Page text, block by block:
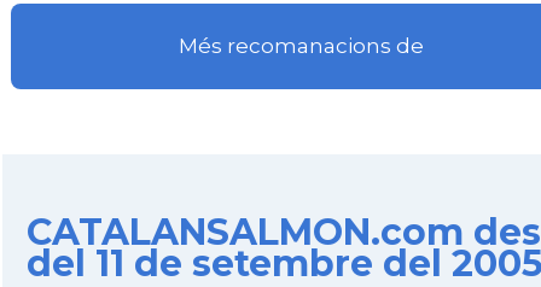
Més recomanacions de
CATALANSALMON.com des
del 11 de setembre del